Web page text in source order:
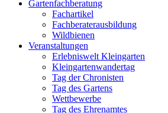
Gartenfachberatung
Fachartikel
Fachberaterausbildung
Wildbienen
Veranstaltungen
Erlebniswelt Kleingarten
Kleingartenwandertag
Tag der Chronisten
Tag des Gartens
Wettbewerbe
Tag des Ehrenamtes